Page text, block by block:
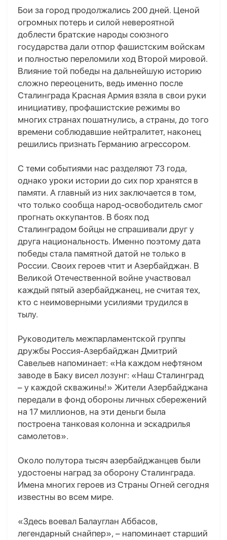
Бои за город продолжались 200 дней. Ценой
огромных потерь и силой невероятной
доблести братские народы союзного
государства дали отпор фашистским войскам
и полностью переломили ход Второй мировой.
Влияние той победы на дальнейшую историю
сложно переоценить, ведь именно после
Сталинграда Красная Армия взяла в свои руки
инициативу, профашистские режимы во
многих странах пошатнулись, а страны, до того
времени соблюдавшие нейтралитет, наконец
решились признать Германию агрессором.
С теми событиями нас разделяют 73 года,
однако уроки истории до сих пор хранятся в
памяти. А главный из них заключается в том,
что только сообща народ-освободитель смог
прогнать оккупантов. В боях под
Сталинградом бойцы не спрашивали друг у
друга национальность. Именно поэтому дата
победы стала памятной датой не только в
России. Своих героев чтит и Азербайджан. В
Великой Отечественной войне участвовал
каждый пятый азербайджанец, не считая тех,
кто с неимоверными усилиями трудился в
тылу.
Руководитель межпарламентской группы
дружбы Россия-Азербайджан Дмитрий
Савельев напоминает: «На каждом нефтяном
заводе в Баку висел лозунг: «Наш Сталинград
– у каждой скважины!» Жители Азербайджана
передали в фонд обороны личных сбережений
на 17 миллионов, на эти деньги была
построена танковая колонна и эскадрилья
самолетов».
Около полутора тысяч азербайджанцев были
удостоены наград за оборону Сталинграда.
Имена многих героев из Страны Огней сегодня
известны во всем мире.
«Здесь воевал Балауглан Аббасов,
легендарный снайпер», – напоминает старший